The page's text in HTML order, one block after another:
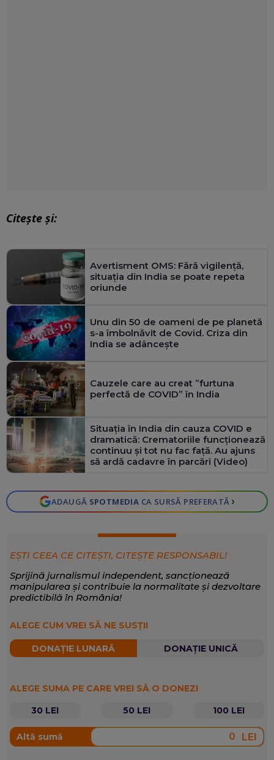
Citește și:
Avertisment OMS: Fără vigilență,
situația din India se poate repeta
oriunde
Unu din 50 de oameni de pe planetă
s-a îmbolnăvit de Covid. Criza din
India se adânceşte
Cauzele care au creat ”furtuna
perfectă de COVID” în India
Situația în India din cauza COVID e
dramatică: Crematoriile funcționează
continuu și tot nu fac față. Au ajuns
să ardă cadavre în parcări (Video)
ADAUGĂ SPOTMEDIA CA SURSĂ PREFERATĂ ›
EȘTI CEEA CE CITEȘTI, CITEȘTE RESPONSABIL!
Sprijină jurnalismul independent, sancționează
manipularea și contribuie la normalitate și dezvoltare
predictibilă în România!
ALEGE CUM VREI SĂ NE SUSȚII
DONAȚIE LUNARĂ DONAȚIE UNICĂ
ALEGE SUMA PE CARE VREI SĂ O DONEZI
30 LEI
50 LEI 100 LEI
Altă sumă LEI